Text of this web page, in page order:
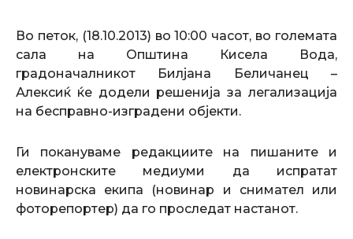
Во петок, (18.10.2013) во 10:00 часот, во големата
сала на Општина Кисела Вода,
градоначалникот Билјана Беличанец –
Алексиќ ќе додели решенија за легализација
на бесправно-изградени објекти.
Ги покануваме редакциите на пишаните и
електронските медиуми да испратат
новинарска екипа (новинар и снимател или
фоторепортер) да го проследат настанот.